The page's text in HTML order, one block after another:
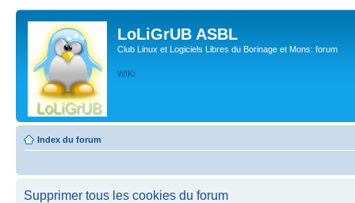
LoLiGrUB ASBL
Club Linux et Logiciels Libres du Borinage et Mons: forum
WIKI
Index du forum
Supprimer tous les cookies du forum